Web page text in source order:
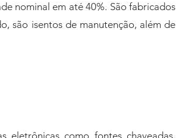
nominal em até 40%. São fabricados
são isentos de manutenção, além de
eletrônicas como fontes chaveadas,